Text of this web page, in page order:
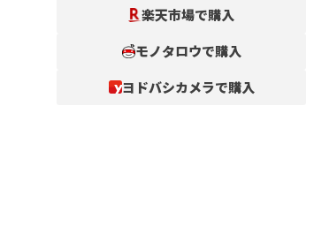
楽天市場で購入
モノタロウで購入
ヨドバシカメラで購入